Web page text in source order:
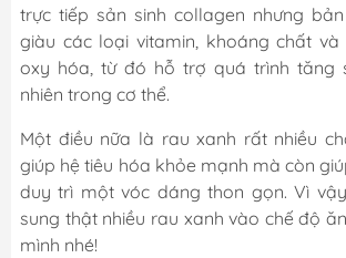
trực tiếp sản sinh collagen nhưng
giàu các loại vitamin, khoáng chất và
oxy hóa, từ đó hỗ trợ quá trình tăng
nhiên trong cơ thể.
Một điều nữa là rau xanh rất nhiều
giúp hệ tiêu hóa khỏe mạnh mà còn
duy trì một vóc dáng thon gọn. Vì
sung thật nhiều rau xanh vào chế độ
mình nhé!